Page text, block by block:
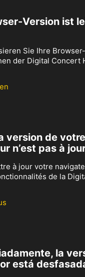
Version ist
Sie Ihre
der Digital Concert
version de votre
n’est pas à
à jour votre
de la
la
está